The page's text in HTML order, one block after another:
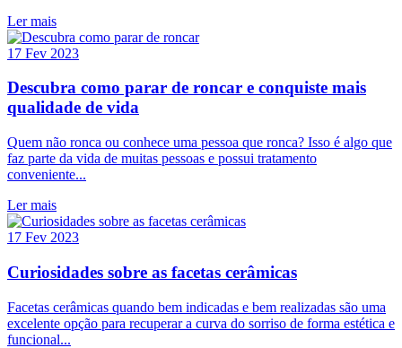
Ler mais
17 Fev 2023
Descubra como parar de roncar e conquiste mais
qualidade de vida
Quem não ronca ou conhece uma pessoa que ronca? Isso é algo que
faz parte da vida de muitas pessoas e possui tratamento
conveniente...
Ler mais
17 Fev 2023
Curiosidades sobre as facetas cerâmicas
Facetas cerâmicas quando bem indicadas e bem realizadas são uma
excelente opção para recuperar a curva do sorriso de forma estética e
funcional...